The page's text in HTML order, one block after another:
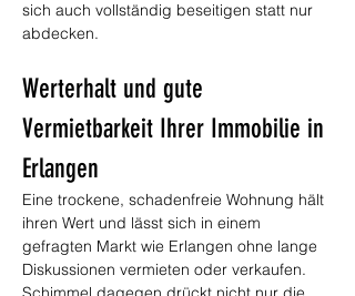
sich auch vollständig beseitigen statt nur
abdecken.
Werterhalt und gute
Vermietbarkeit Ihrer Immobilie in
Erlangen
Eine trockene, schadenfreie Wohnung hält
ihren Wert und lässt sich in einem
gefragten Markt wie Erlangen ohne lange
Diskussionen vermieten oder verkaufen.